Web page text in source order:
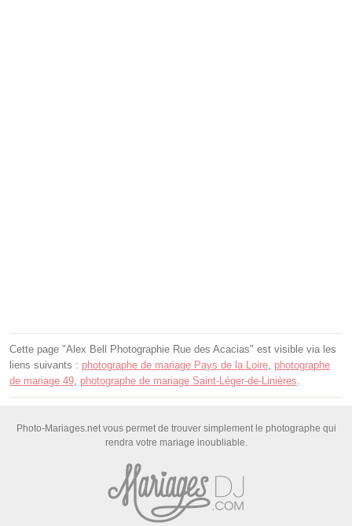
Cette page "Alex Bell Photographie Rue des Acacias" est visible via les
liens suivants : photographe de mariage Pays de la Loire photographe
de mariage 49 photographe de mariage Saint-Léger-de-Linières
Photo-Mariages.net vous permet de trouver simplement le photographe qui
rendra votre mariage inoubliable.